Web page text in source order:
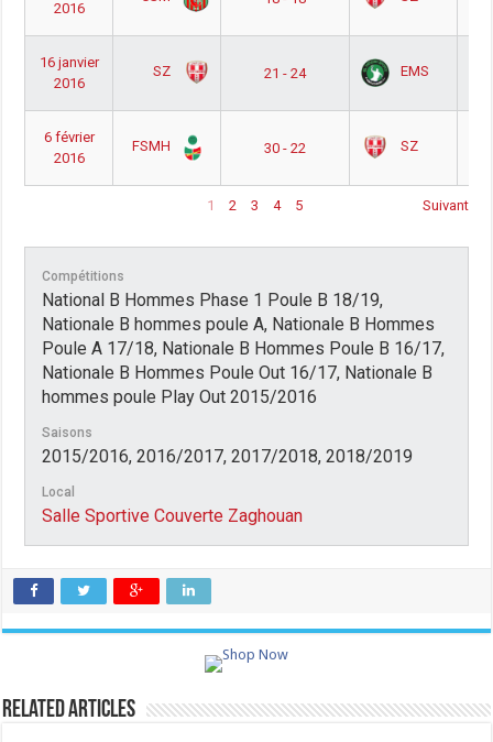
2016
16 janvier
2016
SZ 21 - 24 EMS
6 février
2016
FSMH 30 - 22 SZ
1 2 3 4 5 Suivant
Compétitions
National B Hommes Phase 1 Poule B 18/19,
Nationale B hommes poule A, Nationale B Hommes
Poule A 17/18, Nationale B Hommes Poule B 16/17,
Nationale B Hommes Poule Out 16/17, Nationale B
hommes poule Play Out 2015/2016
Saisons
2015/2016, 2016/2017, 2017/2018, 2018/2019
Local
Salle Sportive Couverte Zaghouan
Related Articles